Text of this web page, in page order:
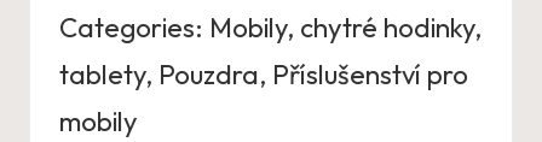
Categories: Mobily, chytré hodinky,
tablety, Pouzdra, Příslušenství pro
mobily